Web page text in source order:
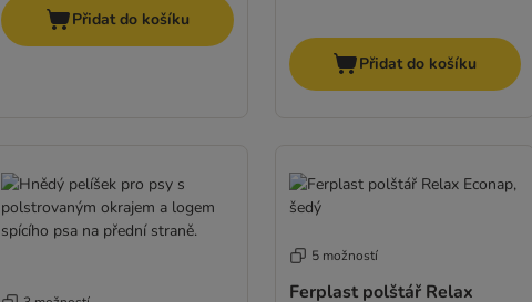
Přidat do košíku
Přidat do košíku
5 možností
Ferplast polštář Relax